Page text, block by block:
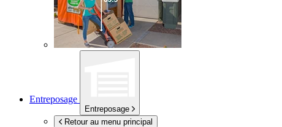
Entreposage
Entreposage
Retour au menu principal